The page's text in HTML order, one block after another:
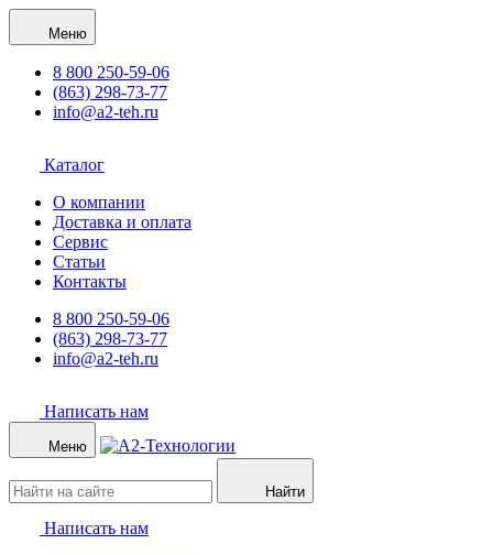
Меню
8 800 250-59-06
(863) 298-73-77
info@a2-teh.ru
Каталог
О компании
Доставка и оплата
Сервис
Статьи
Контакты
8 800 250-59-06
(863) 298-73-77
info@a2-teh.ru
Написать нам
Меню
Найти
Написать нам